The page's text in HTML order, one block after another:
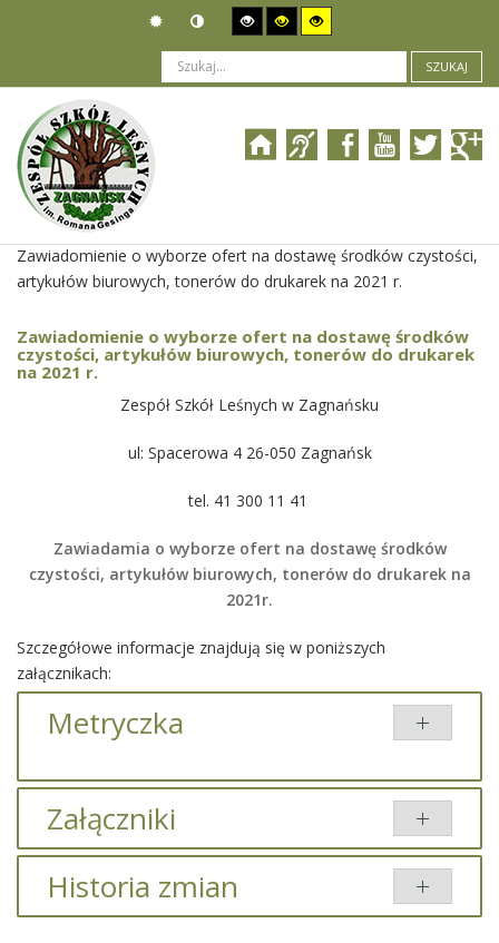
SZUKAJ
Jesteś tutaj: Zamówienia publiczne
Wyniki postępowania
Zawiadomienie o wyborze ofert na dostawę środków czystości,
artykułów biurowych, tonerów do drukarek na 2021 r.
Zawiadomienie o wyborze ofert na dostawę środków
czystości, artykułów biurowych, tonerów do drukarek
na 2021 r.
Zespół Szkół Leśnych w Zagnańsku
ul: Spacerowa 4 26-050 Zagnańsk
tel. 41 300 11 41
Zawiadamia o wyborze ofert na dostawę środków
czystości, artykułów biurowych, tonerów do drukarek na
2021r.
Szczegółowe informacje znajdują się w poniższych
załącznikach:
Metryczka
Załączniki
Tytuł Typ
Dodany
Historia zmian